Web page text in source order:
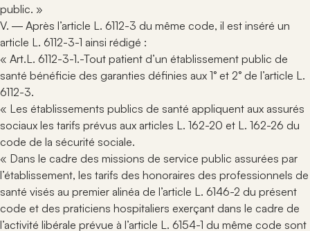
public. »
V. ― Après l’article L. 6112-3 du même code, il est inséré un
article L. 6112-3-1 ainsi rédigé :
« Art.L. 6112-3-1.-Tout patient d’un établissement public de
santé bénéficie des garanties définies aux 1° et 2° de l’article L.
6112-3.
« Les établissements publics de santé appliquent aux assurés
sociaux les tarifs prévus aux articles L. 162-20 et L. 162-26 du
code de la sécurité sociale.
« Dans le cadre des missions de service public assurées par
l’établissement, les tarifs des honoraires des professionnels de
santé visés au premier alinéa de l’article L. 6146-2 du présent
code et des praticiens hospitaliers exerçant dans le cadre de
l’activité libérale prévue à l’article L. 6154-1 du même code sont